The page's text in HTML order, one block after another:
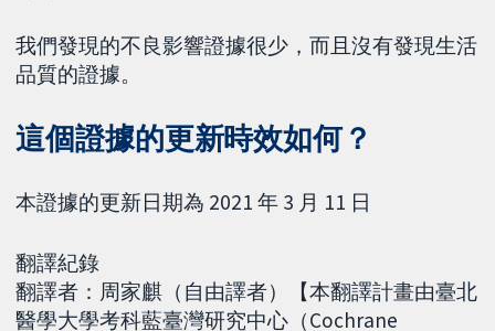
我們發現的不良影響證據很少，而且沒有發現生活
品質的證據。
這個證據的更新時效如何？
本證據的更新日期為 2021 年 3 月 11 日
翻譯紀錄
翻譯者：周家麒（自由譯者）【本翻譯計畫由臺北
醫學大學考科藍臺灣研究中心（Cochrane